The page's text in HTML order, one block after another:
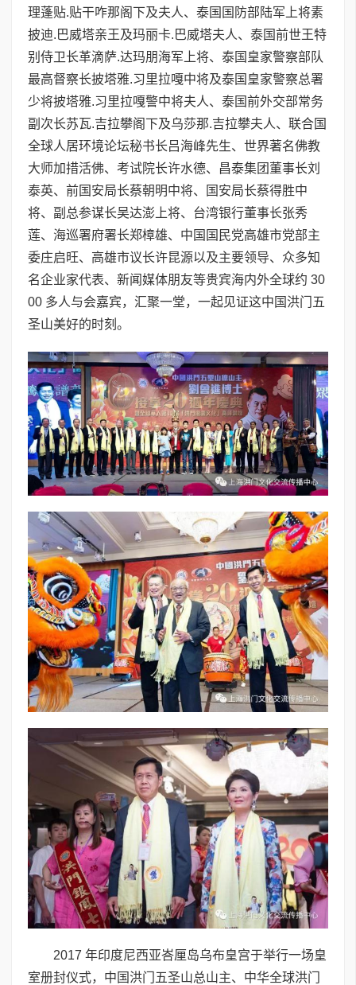
理蓬贴.贴干咋那阁下及夫人、泰国国防部陆军上将素
披迪.巴威塔亲王及玛丽卡.巴威塔夫人、泰国前世王特
别侍卫长革滴萨.达玛朋海军上将、泰国皇家警察部队
最高督察长披塔雅.习里拉嘎中将及泰国皇家警察总署
少将披塔雅.习里拉嘎警中将夫人、泰国前外交部常务
副次长苏瓦.吉拉攀阁下及乌莎那.吉拉攀夫人、联合国
全球人居环境论坛秘书长吕海峰先生、世界著名佛教
大师加措活佛、考试院长许水德、昌泰集团董事长刘
泰英、前国安局长蔡朝明中将、国安局长蔡得胜中
将、副总参谋长吴达澎上将、台湾银行董事长张秀
莲、海巡署府署长郑樟雄、中国国民党高雄市党部主
委庄启旺、高雄市议长许昆源以及主要领导、众多知
名企业家代表、新闻媒体朋友等贵宾海内外全球约 30
00 多人与会嘉宾，汇聚一堂，一起见证这中国洪门五
圣山美好的时刻。
2017 年印度尼西亚峇厘岛乌布皇宫于举行一场皇
室册封仪式，中国洪门五圣山总山主、中华全球洪门